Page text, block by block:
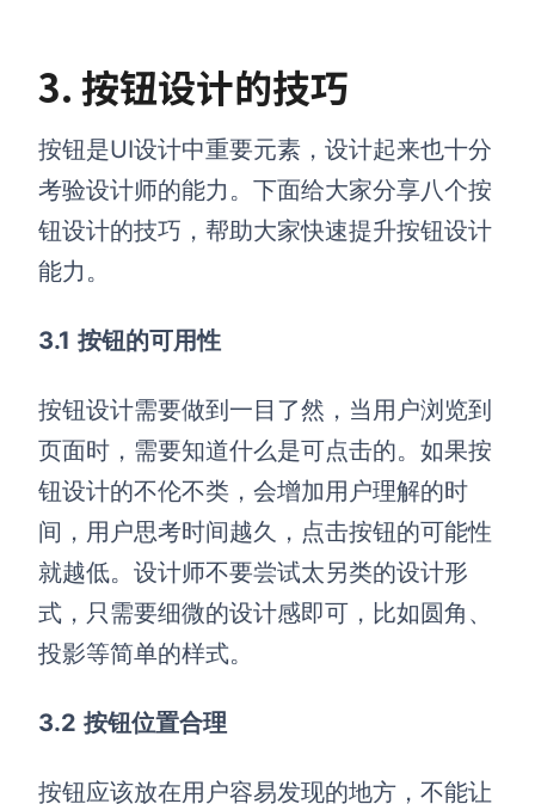
3. 按钮设计的技巧
按钮是UI设计中重要元素，设计起来也十分
考验设计师的能力。下面给大家分享八个按
钮设计的技巧，帮助大家快速提升按钮设计
能力。
3.1 按钮的可用性
按钮设计需要做到一目了然，当用户浏览到
页面时，需要知道什么是可点击的。如果按
钮设计的不伦不类，会增加用户理解的时
间，用户思考时间越久，点击按钮的可能性
就越低。设计师不要尝试太另类的设计形
式，只需要细微的设计感即可，比如圆角、
投影等简单的样式。
3.2 按钮位置合理
按钮应该放在用户容易发现的地方，不能让